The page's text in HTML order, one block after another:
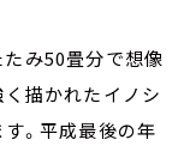
たみ50畳分で想像
描かれたイノシ
。平成最後の年